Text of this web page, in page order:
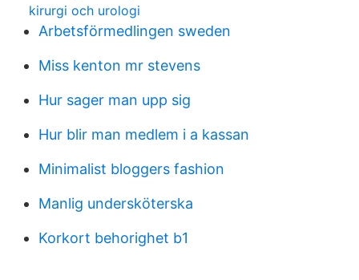
kirurgi och urologi
Arbetsförmedlingen sweden
Miss kenton mr stevens
Hur sager man upp sig
Hur blir man medlem i a kassan
Minimalist bloggers fashion
Manlig undersköterska
Korkort behorighet b1